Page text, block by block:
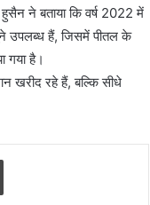
ने बताया कि वर्ष 2022 में
उपलब्ध हैं, जिसमें पीतल के
गया है।
खरीद रहे हैं, बल्कि सीधे
Print